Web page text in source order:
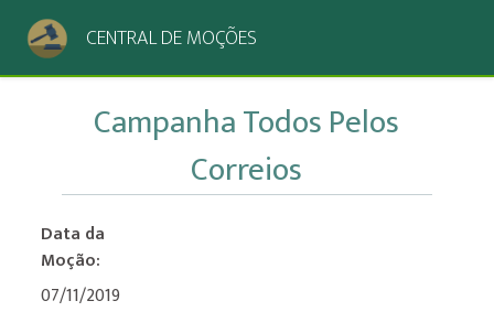
CENTRAL DE MOÇÕES
Campanha Todos Pelos
Correios
Data da
Moção:
07/11/2019